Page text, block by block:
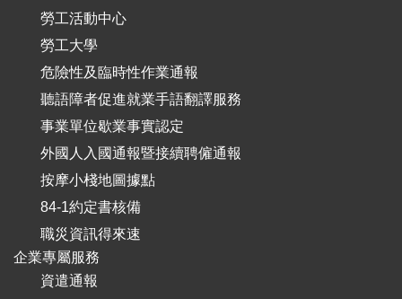
勞工活動中心
勞工大學
危險性及臨時性作業通報
聽語障者促進就業手語翻譯服務
事業單位歇業事實認定
外國人入國通報暨接續聘僱通報
按摩小棧地圖據點
84-1約定書核備
職災資訊得來速
企業專屬服務
資遣通報